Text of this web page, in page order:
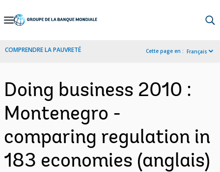
Skip
Navigation
COMPRENDRE LA PAUVRETÉ Cette page en : Français
Doing business 2010 :
Montenegro -
comparing regulation in
183 economies (anglais)